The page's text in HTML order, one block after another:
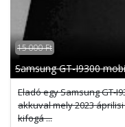
15 000 Ft
Samsung GT-I9300
Eladó egy Samsung GT-
akkuval mely 2023
kifogá ...